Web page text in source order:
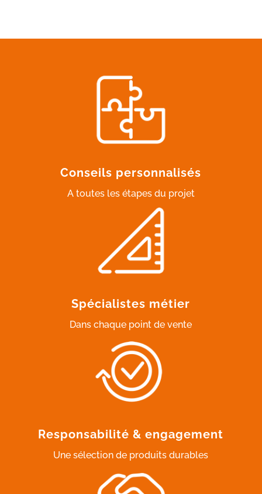
Conseils personnalisés
A toutes les étapes du projet
Spécialistes métier
Dans chaque point de vente
Responsabilité & engagement
Une sélection de produits durables